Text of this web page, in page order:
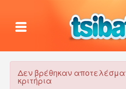
Δεν βρέθηκαν
κριτήρια